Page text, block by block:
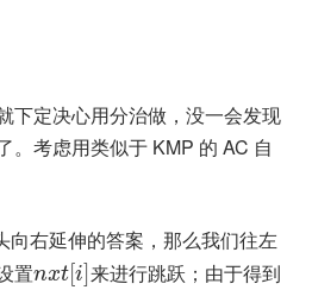
下定决心用分治做，没一会发现
。考虑用类似于 KMP 的 AC 自
向右延伸的答案，那么我们往左
置nxt[i]来进行跳跃；由于得到